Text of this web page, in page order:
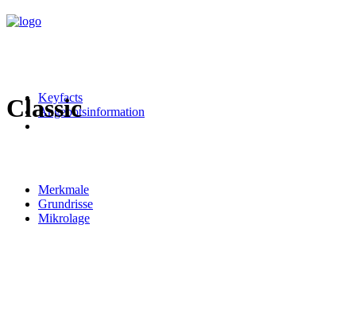
Keyfacts
Angebotsinformation
Merkmale
Grundrisse
Mikrolage
Classic